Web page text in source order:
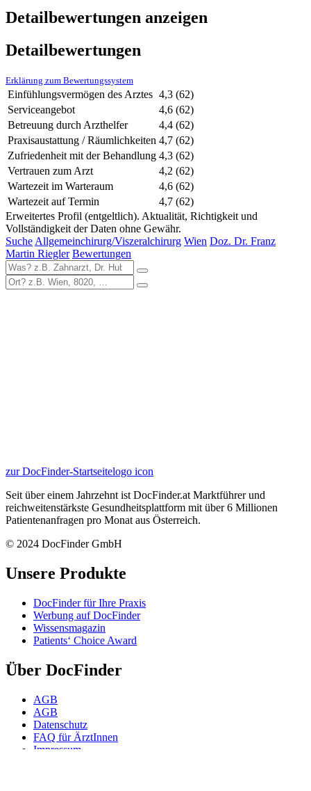
Detailbewertungen anzeigen
Detailbewertungen
Erklärung zum Bewertungssystem
Einfühlungsvermögen des Arztes 4,3 (62)
Serviceangebot
4,6 (62)
Betreuung durch Arzthelfer
4,4 (62)
Praxisaustattung / Räumlichkeiten 4,7 (62)
Zufriedenheit mit der Behandlung 4,3 (62)
Vertrauen zum Arzt
4,2 (62)
Wartezeit im Warteraum
4,6 (62)
Wartezeit auf Termin
4,7 (62)
Erweitertes Profil (entgeltlich). Aktualität, Richtigkeit und
Vollständigkeit der Daten ohne Gewähr.
Suche Allgemeinchirurg/Viszeralchirurg Wien Doz. Dr. Franz
Martin Riegler Bewertungen
zur DocFinder-Startseitelogo icon
Seit über einem Jahrzehnt ist DocFinder.at Marktführer und
reichweitenstärkste Gesundheitsplattform mit über 6 Millionen
Patientenanfragen pro Monat aus Österreich.
© 2024 DocFinder GmbH
Unsere Produkte
DocFinder für Ihre Praxis
Werbung auf DocFinder
Wissensmagazin
Patients‘ Choice Award
Über DocFinder
AGB
AGB
Datenschutz
FAQ für ÄrztInnen
Impressum